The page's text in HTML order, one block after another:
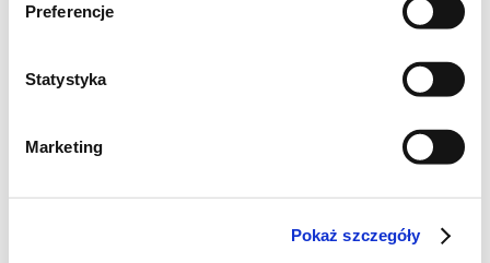
Preferencje
Statystyka
Marketing
Pokaż szczegóły
2 łyżeczki ajerkoniaku